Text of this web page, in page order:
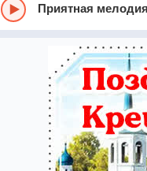
Приятная